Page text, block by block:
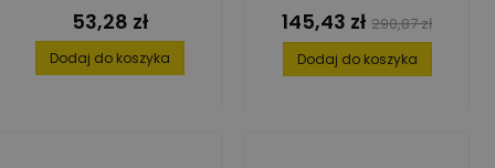
Cena
53,28 zł
Dodaj do koszyka
Cena
145,43 zł Cena
podstawowa
290,87 zł
Dodaj do koszyka